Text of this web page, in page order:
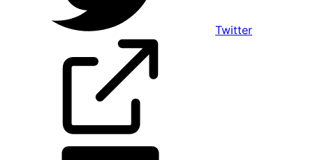
Twitter